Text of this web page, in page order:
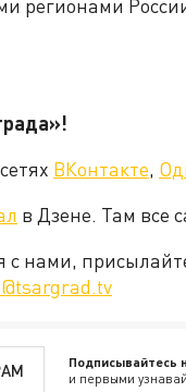
регионами
ВКонтакте,
в Дзене. Там все
с нами,
Подписывайтесь
и первыми